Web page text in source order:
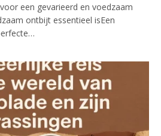
een gevarieerd en voedzaam
ontbijt essentieel isEen